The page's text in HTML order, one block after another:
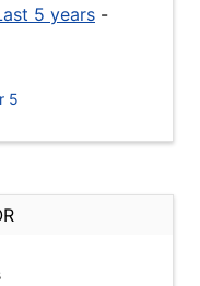
5 years -
5